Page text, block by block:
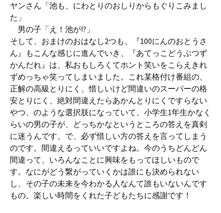
ヤンさん「池も、にわとりのおしりからもぐりこみまし
た」
男の子「え！池が!?」
そして、おまけのおはなし2つも、『100にんのおとうさ
ん』もこんな感じに進んでいき、『あてっこどうぶつず
かんだれ』は、私おもしろくてホント笑いをこらえきれ
ずめっちゃ笑ってしまいました。これ某格付け番組の、
正解の高級とりにく、惜しいけど間違いのスーパーの格
安とりにく、絶対間違えたらあかんとりにくですらない
やつ、のような選択肢になっていて、小学生1年生かなく
らいの男の子が、どっちかなというところの答えを真剣
に迷うんです。で、必ず惜しい方の答えを言ってしまう
のです。間違えるっていいですよね。今のうちどんどん
間違って、いろんなことに興味をもってほしいもので
す。なにがどう繋がっていくかは誰にも決められない
し、その子の未来を今わかる人なんて誰もいないんです
もの。楽しい時間をくれた子どもたちに感謝です！